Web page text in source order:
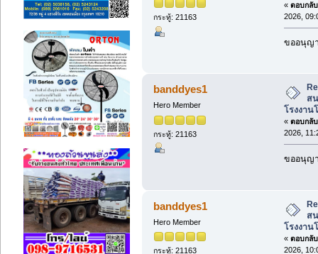
กระทู้: 21163
« ตอบกลั
2026,
ขออนุญ
banddyes1
Hero Member
กระทู้: 21163
ส
โรงงาน
« ตอบกลั
2026,
ขออนุญ
banddyes1
Hero Member
กระทู้: 21163
ส
โรงงาน
« ตอบกลั
2026,